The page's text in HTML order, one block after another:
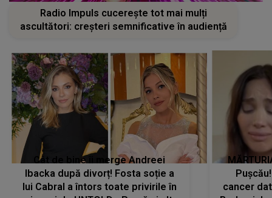
Radio Impuls cucerește tot mai mulți
ascultători: creșteri semnificative în audiență
Cât de bine îi merge Andreei
Ibacka după divorț! Fosta soție a
lui Cabral a întors toate privirile în
cancer